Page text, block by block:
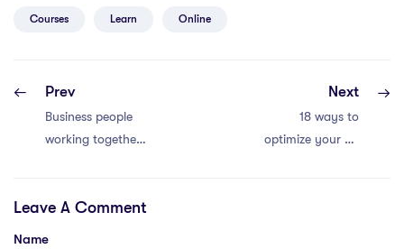
Courses Learn Online
Prev
Business people
working together
Next
18 ways to
optimize your ad
Leave A Comment
Name